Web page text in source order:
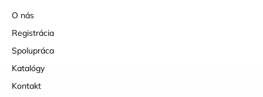
O nás
Registrácia
Spolupráca
Katalógy
Kontakt